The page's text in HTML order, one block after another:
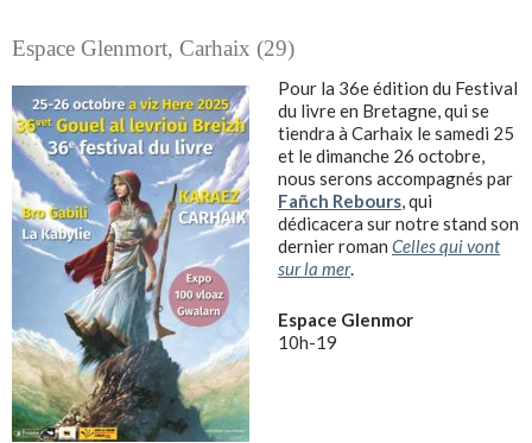
Espace Glenmort, Carhaix (29)
Pour la 36e édition du Festival
du livre en Bretagne, qui se
tiendra à Carhaix le samedi 25
et le dimanche 26 octobre,
nous serons accompagnés par
Fañch Rebours, qui
dédicacera sur notre stand son
dernier roman Celles qui vont
sur la mer.
Espace Glenmor
10h-19